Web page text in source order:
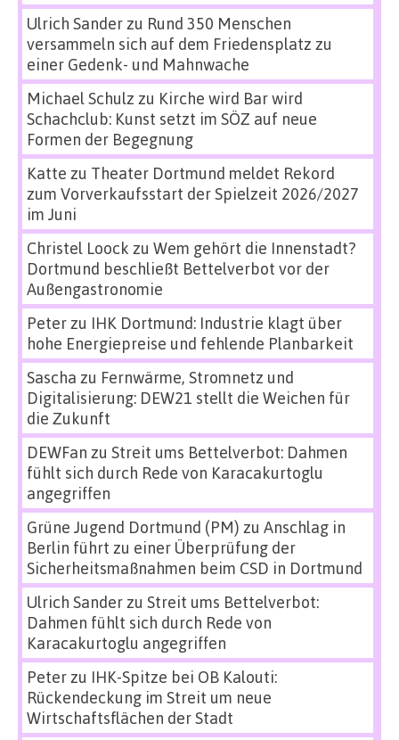
Ulrich Sanderzu Rund 350 Menschen
versammeln sich auf dem Friedensplatz zu
einer Gedenk- und Mahnwache
Michael Schulz zu Kirche wird Bar wird
Schachclub: Kunst setzt im SÖZ auf neue
Formen der Begegnung
Katte zu Theater Dortmund meldet Rekord
zum Vorverkaufsstart der Spielzeit 2026/2027
im Juni
Christel Loock zu Wem gehört die Innenstadt?
Dortmund beschließt Bettelverbot vor der
Außengastronomie
Peterzu IHK Dortmund: Industrie klagt über
hohe Energiepreise und fehlende Planbarkeit
Sascha zu Fernwärme, Stromnetz und
Digitalisierung: DEW21 stellt die Weichen für
die Zukunft
DEWFan zu Streit ums Bettelverbot: Dahmen
fühlt sich durch Rede von Karacakurtoglu
angegriffen
Grüne Jugend Dortmund (PM) zu Anschlag in
Berlin führt zu einer Überprüfung der
Sicherheitsmaßnahmen beim CSD in Dortmund
Ulrich Sanderzu Streit ums Bettelverbot:
Dahmen fühlt sich durch Rede von
Karacakurtoglu angegriffen
Peterzu IHK-Spitze bei OB Kalouti:
Rückendeckung im Streit um neue
Wirtschaftsflächen der Stadt